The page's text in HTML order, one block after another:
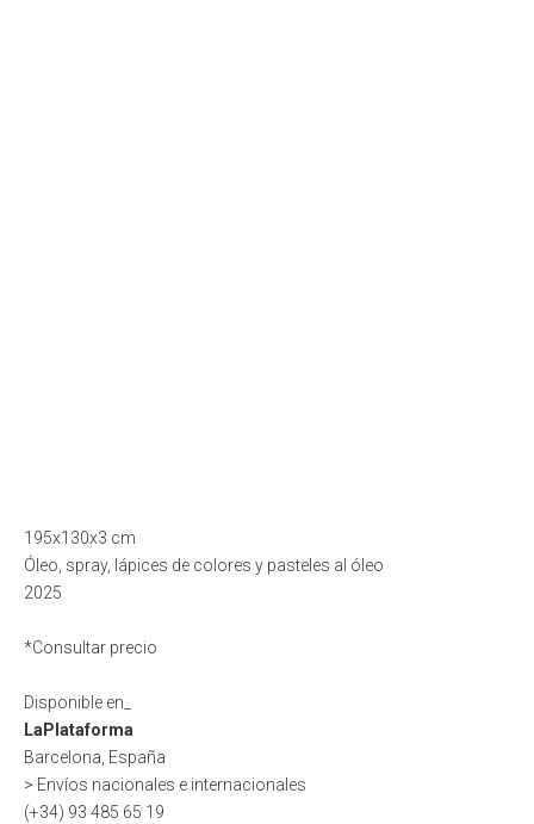
195x130x3 cm
Óleo, spray, lápices de colores y pasteles al óleo
2025
*Consultar precio
Disponible en_
LaPlataforma
Barcelona, España
> Envíos nacionales e internacionales
(+34) 93 485 65 19